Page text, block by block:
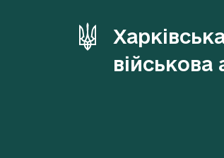
військова